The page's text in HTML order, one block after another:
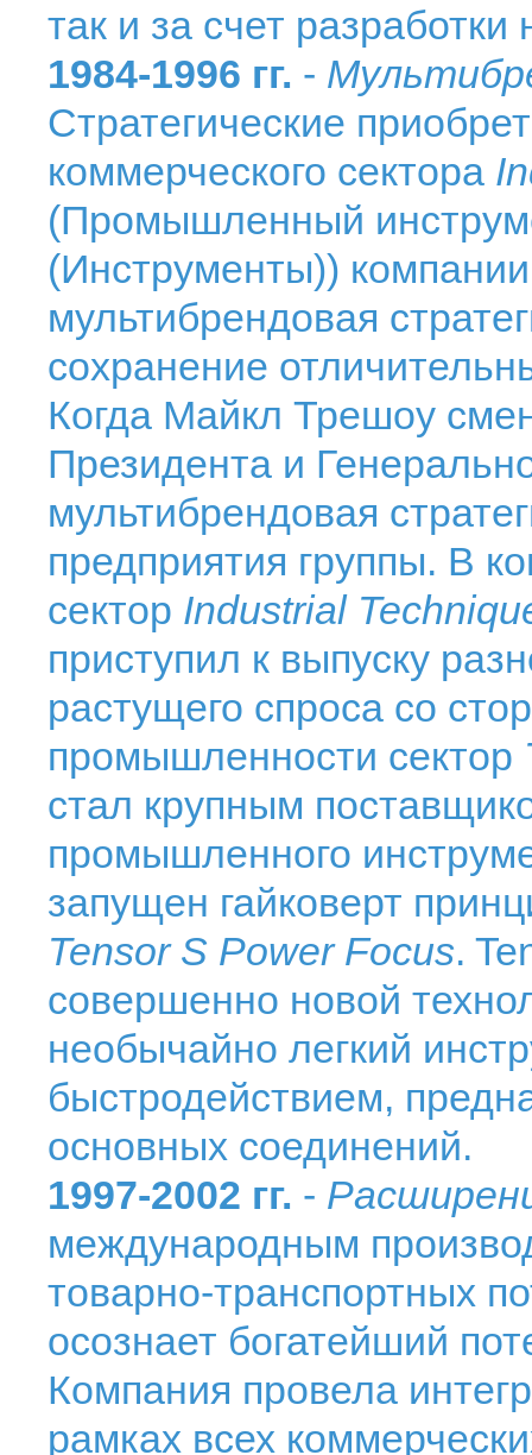
так и за счет разработки
1984-1996 гг. -
Стратегические
коммерческого сектора
(Промышленный
(Инструменты))
мультибрендовая
сохранение
Когда Майкл Трешоу
Президента и
мультибрендовая
предприятия группы. В
сектор Industrial
приступил к выпуску
растущего спроса со
промышленности сектор
стал крупным
промышленного
запущен гайковерт
Tensor S Power Focus.
совершенно новой
необычайно легкий
быстродействием,
основных соединений.
1997-2002 гг. -
международным
товарно-транспортных
осознает богатейший
Компания провела
рамках всех